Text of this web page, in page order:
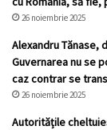
26 noiembrie 2025
Alexandru Tănase,
Guvernarea nu se
caz contrar se
26 noiembrie 2025
Autoritățile